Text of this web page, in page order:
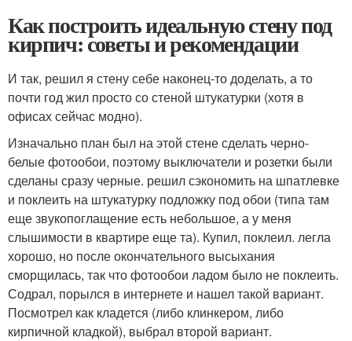
Как построить идеальную стену под
кирпич: советы и рекомендации
И так, решил я стену себе наконец-то доделать, а то
почти год жил просто со стеной штукатурки (хотя в
офисах сейчас модно).
Изначально план был на этой стене сделать черно-
белые фотообои, поэтому выключатели и розетки были
сделаны сразу черные. решил сэкономить на шпатлевке
и поклеить на штукатурку подложку под обои (типа там
еще звукопоглащение есть небольшое, а у меня
слышимости в квартире еще та). Купил, поклеил. легла
хорошо, но после окончательного высыхания
сморщилась, так что фотообои ладом было не поклеить.
Содрал, порылся в интернете и нашел такой вариант.
Посмотрел как кладется (либо клинкером, либо
кирпичной кладкой), выбрал второй вариант.